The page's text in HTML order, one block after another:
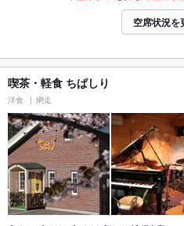
空席状況を
喫茶・軽食 ちぱしり
洋食 網走